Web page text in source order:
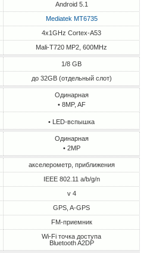
Android 5.1
Mediatek MT6735
4x1GHz Cortex-A53
Mali-T720 MP2, 600MHz
1/8 GB
до 32GB (отдельный слот)
Одинарная
• 8MP, AF
• LED-вспышка
Одинарная
• 2MP
акселерометр, приближения
IEEE 802.11 a/b/g/n
v 4
GPS, A-GPS
FM-приемник
Wi-Fi точка доступа
Bluetooth A2DP